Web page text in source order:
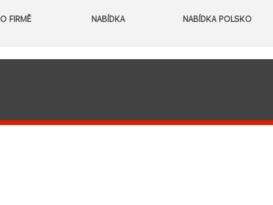
O FIRMĚ NABÍDKA NABÍDKA POLSKO